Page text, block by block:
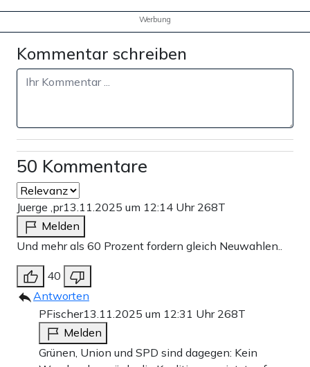
Werbung
Kommentar schreiben
50 Kommentare
Juerge ,pr13.11.2025 um 12:14 Uhr 268T
Melden
Und mehr als 60 Prozent fordern gleich Neuwahlen..
40
Antworten
PFischer13.11.2025 um 12:31 Uhr 268T
Melden
Grünen, Union und SPD sind dagegen: Kein